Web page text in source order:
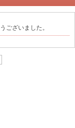
ございました。